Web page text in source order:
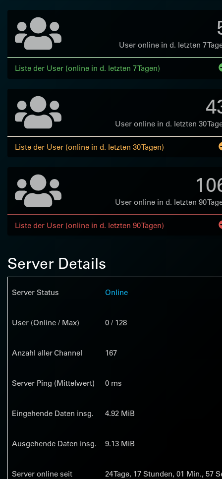
User online in d. letzten 7
Liste der User (online in d. letzten 7 Tagen)
User online in d. letzten 30
Liste der User (online in d. letzten 30 Tagen)
User online in d. letzten 90
Liste der User (online in d. letzten 90 Tagen)
Server Details
Server Status Online
User (Online / Max) 0 / 128
Anzahl aller Channel 167
Server Ping (Mittelwert) 0 ms
Eingehende Daten insg. 4.92 MiB
Ausgehende Daten insg. 9.13 MiB
Server online seit 24Tage, 17 Stunden, 01 Min., 58